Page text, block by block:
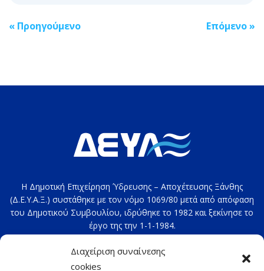
Διαχείριση συναίνεσης
cookies
Post
« Προηγούμενο Επόμενο»
Η Δημοτική Επιχείρηση Ύδρευσης – Αποχέτευσης Ξάνθης
(Δ.Ε.Υ.Α.Ξ.) συστάθηκε με τον νόμο 1069/80 μετά από απόφαση
του Δημοτικού Συμβουλίου, ιδρύθηκε το 1982 και ξεκίνησε το
έργο της την 1-1-1984.
e-mail:deyax@deyaxanthis.gr